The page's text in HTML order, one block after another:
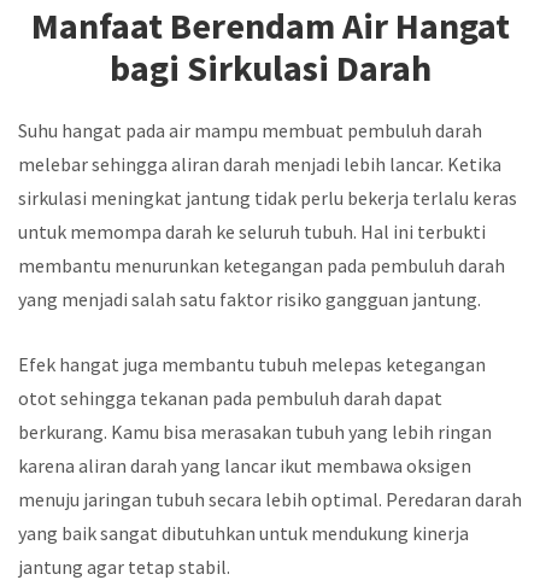
Manfaat Berendam Air Hangat
bagi Sirkulasi Darah
Suhu hangat pada air mampu membuat pembuluh darah
melebar sehingga aliran darah menjadi lebih lancar. Ketika
sirkulasi meningkat jantung tidak perlu bekerja terlalu keras
untuk memompa darah ke seluruh tubuh. Hal ini terbukti
membantu menurunkan ketegangan pada pembuluh darah
yang menjadi salah satu faktor risiko gangguan jantung.
Efek hangat juga membantu tubuh melepas ketegangan
otot sehingga tekanan pada pembuluh darah dapat
berkurang. Kamu bisa merasakan tubuh yang lebih ringan
karena aliran darah yang lancar ikut membawa oksigen
menuju jaringan tubuh secara lebih optimal. Peredaran darah
yang baik sangat dibutuhkan untuk mendukung kinerja
jantung agar tetap stabil.